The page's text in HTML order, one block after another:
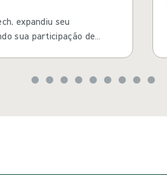
expandiu seu
sua participação de